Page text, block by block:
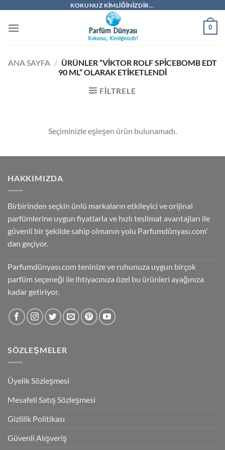
KOKUNUZ KIMLIĞINIZDIR...
0
ANA SAYFA / ÜRÜNLER “VIKTOR ROLF SPICEBOMB EDT
90 ML” OLARAK ETIKETLENDI
FILTRELE
Seçiminizle eşleşen ürün bulunamadı.
HAKKIMIZDA
Birbirinden seçkin ünlü markaların etkileyici ve orijinal
parfümlerine uygun fiyatlarla ve hızlı teslimat avantajları ile
güvenli bir şekilde sahip olmanın yolu Parfumdünyası.com’
dan geçiyor.
Parfumdünyası.com teninize ve ruhunuza uygun birçok
parfüm seçeneği ile ihtiyacınıza özel bu ürünleri ayağınıza
kadar getiriyor.
SÖZLEŞMELER
Üyelik Sözleşmesi
Mesafeli Satış Sözleşmesi
Gizlilik Politikası
Güvenli Alışveriş